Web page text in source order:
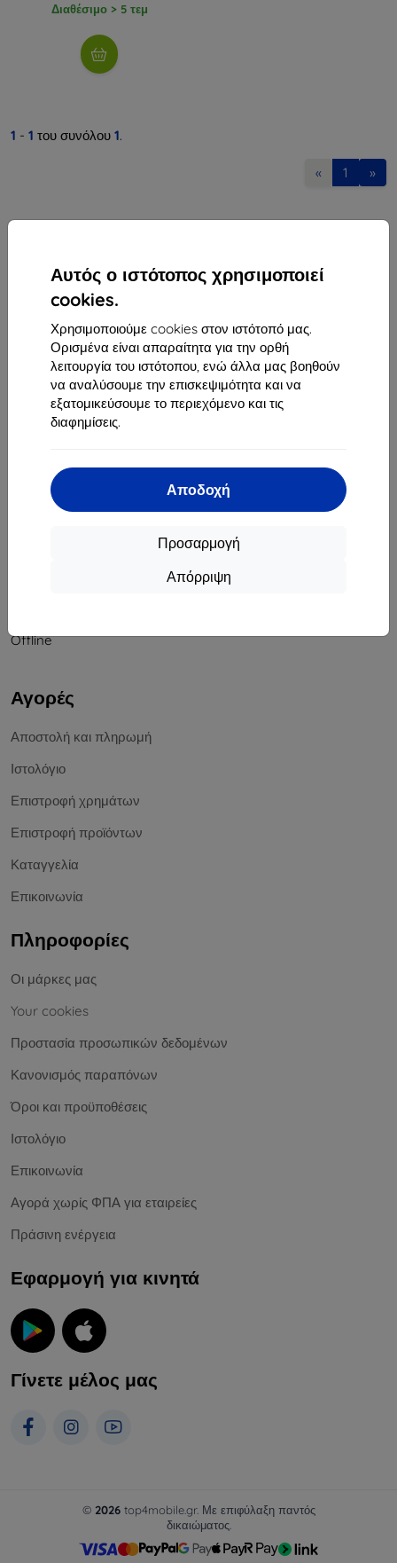
Αυτός ο ιστότοπος χρησιμοποιεί
cookies.
Χρησιμοποιούμε cookies στον ιστότοπό μας.
Ορισμένα είναι απαραίτητα για την ορθή
λειτουργία του ιστότοπου, ενώ άλλα μας βοηθούν
να αναλύσουμε την επισκεψιμότητα και να
εξατομικεύσουμε το περιεχόμενο και τις
διαφημίσεις.
Αποδοχή
Προσαρμογή
Απόρριψη
Διαθέσιμο > 5 τεμ
1 - 1 του συνόλου 1.
« 1 »
Οδός Rudolfa Mocka 3750/2A
841 04 Bratislava
Αριθμός Μητρώου Εταιρείας:46701494
ΑΦΜ ΦΠΑ:SK2023549671
Επικοινωνία
info@top4mobile.eu
Offline
Αγορές
Αποστολή και πληρωμή
Ιστολόγιο
Επιστροφή χρημάτων
Επιστροφή προϊόντων
Καταγγελία
Επικοινωνία
Πληροφορίες
Οι μάρκες μας
Your cookies
Προστασία προσωπικών δεδομένων
Κανονισμός παραπόνων
Όροι και προϋποθέσεις
Ιστολόγιο
Επικοινωνία
Αγορά χωρίς ΦΠΑ για εταιρείες
Πράσινη ενέργεια
Εφαρμογή για κινητά
Γίνετε μέλος μας
© 2026top4mobile.gr. Με επιφύλαξη παντός
δικαιώματος.